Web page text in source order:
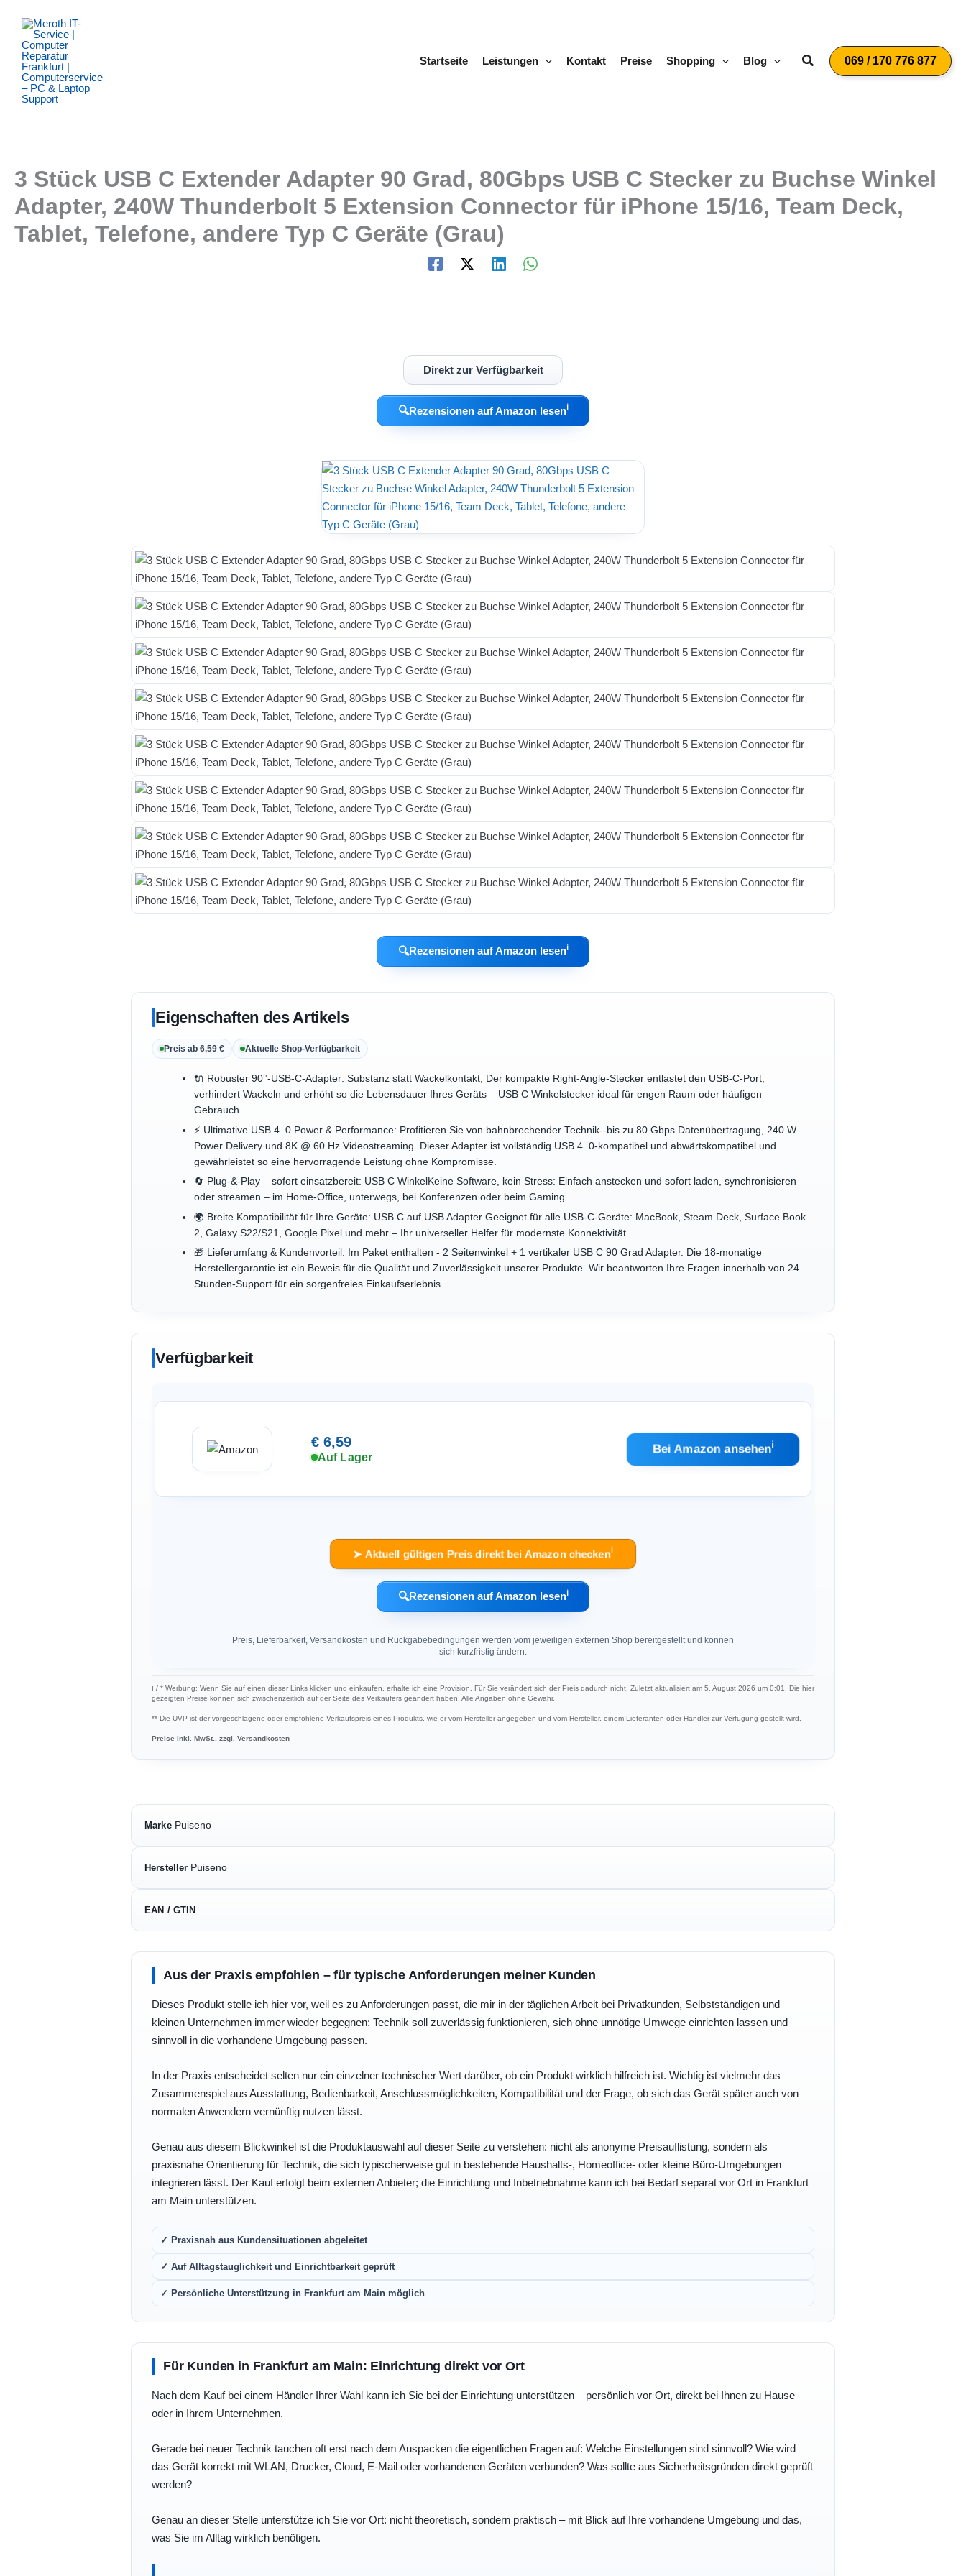
Inhalt
springen
Startseite
Leistungen Kontakt Preise Shopping Blog Suchen069 / 170 776 877
3 Stück USB C Extender Adapter 90 Grad, 80Gbps USB C Stecker zu Buchse Winkel
Adapter, 240W Thunderbolt 5 Extension Connector für iPhone 15/16, Team Deck,
Tablet, Telefone, andere Typ C Geräte (Grau)
Direkt zur Verfügbarkeit
🔍Rezensionen auf Amazon lesenℹ︎
🔍Rezensionen auf Amazon lesenℹ︎
Eigenschaften des Artikels
Preis ab 6,59 € Aktuelle Shop-Verfügbarkeit
🔌 Robuster 90°-USB‑C‑Adapter: Substanz statt Wackelkontakt, Der kompakte Right‑Angle‑Stecker entlastet den USB‑C-Port,
verhindert Wackeln und erhöht so die Lebensdauer Ihres Geräts – USB C Winkelstecker ideal für engen Raum oder häufigen
Gebrauch.
⚡ Ultimative USB 4. 0 Power & Performance: Profitieren Sie von bahnbrechender Technik--bis zu 80 Gbps Datenübertragung, 240 W
Power Delivery und 8K @ 60 Hz Videostreaming. Dieser Adapter ist vollständig USB 4. 0-kompatibel und abwärtskompatibel und
gewährleistet so eine hervorragende Leistung ohne Kompromisse.
🔄 Plug‑&‑Play – sofort einsatzbereit: USB C WinkelKeine Software, kein Stress: Einfach anstecken und sofort laden, synchronisieren
oder streamen – im Home‑Office, unterwegs, bei Konferenzen oder beim Gaming.
🌍 Breite Kompatibilität für Ihre Geräte: USB C auf USB Adapter Geeignet für alle USB‑C‑Geräte: MacBook, Steam Deck, Surface Book
2, Galaxy S22/S21, Google Pixel und mehr – Ihr universeller Helfer für modernste Konnektivität.
🎁 Lieferumfang & Kundenvorteil: Im Paket enthalten - 2 Seitenwinkel + 1 vertikaler USB C 90 Grad Adapter. Die 18-monatige
Herstellergarantie ist ein Beweis für die Qualität und Zuverlässigkeit unserer Produkte. Wir beantworten Ihre Fragen innerhalb von 24
Stunden‑Support für ein sorgenfreies Einkaufserlebnis.
Verfügbarkeit
€ 6,59
Auf Lager
Bei Amazon ansehenℹ︎
➤ Aktuell gültigen Preis direkt bei Amazon checkenℹ︎
🔍Rezensionen auf Amazon lesenℹ︎
Preis, Lieferbarkeit, Versandkosten und Rückgabebedingungen werden vom jeweiligen externen Shop bereitgestellt und können
sich kurzfristig ändern.
ℹ︎ / * Werbung: Wenn Sie auf einen dieser Links klicken und einkaufen, erhalte ich eine Provision. Für Sie verändert sich der Preis dadurch nicht. Zuletzt aktualisiert am 5. August 2026 um 0:01. Die hier
gezeigten Preise können sich zwischenzeitlich auf der Seite des Verkäufers geändert haben. Alle Angaben ohne Gewähr.
** Die UVP ist der vorgeschlagene oder empfohlene Verkaufspreis eines Produkts, wie er vom Hersteller angegeben und vom Hersteller, einem Lieferanten oder Händler zur Verfügung gestellt wird.
Preise inkl. MwSt., zzgl. Versandkosten
Marke Puiseno
Hersteller Puiseno
EAN / GTIN
Aus der Praxis empfohlen – für typische Anforderungen meiner Kunden
Dieses Produkt stelle ich hier vor, weil es zu Anforderungen passt, die mir in der täglichen Arbeit bei Privatkunden, Selbstständigen und
kleinen Unternehmen immer wieder begegnen: Technik soll zuverlässig funktionieren, sich ohne unnötige Umwege einrichten lassen und
sinnvoll in die vorhandene Umgebung passen.
In der Praxis entscheidet selten nur ein einzelner technischer Wert darüber, ob ein Produkt wirklich hilfreich ist. Wichtig ist vielmehr das
Zusammenspiel aus Ausstattung, Bedienbarkeit, Anschlussmöglichkeiten, Kompatibilität und der Frage, ob sich das Gerät später auch von
normalen Anwendern vernünftig nutzen lässt.
Genau aus diesem Blickwinkel ist die Produktauswahl auf dieser Seite zu verstehen: nicht als anonyme Preisauflistung, sondern als
praxisnahe Orientierung für Technik, die sich typischerweise gut in bestehende Haushalts-, Homeoffice- oder kleine Büro-Umgebungen
integrieren lässt. Der Kauf erfolgt beim externen Anbieter; die Einrichtung und Inbetriebnahme kann ich bei Bedarf separat vor Ort in Frankfurt
am Main unterstützen.
✓ Praxisnah aus Kundensituationen abgeleitet
✓ Auf Alltagstauglichkeit und Einrichtbarkeit geprüft
✓ Persönliche Unterstützung in Frankfurt am Main möglich
Für Kunden in Frankfurt am Main: Einrichtung direkt vor Ort
Nach dem Kauf bei einem Händler Ihrer Wahl kann ich Sie bei der Einrichtung unterstützen – persönlich vor Ort, direkt bei Ihnen zu Hause
oder in Ihrem Unternehmen.
Gerade bei neuer Technik tauchen oft erst nach dem Auspacken die eigentlichen Fragen auf: Welche Einstellungen sind sinnvoll? Wie wird
das Gerät korrekt mit WLAN, Drucker, Cloud, E-Mail oder vorhandenen Geräten verbunden? Was sollte aus Sicherheitsgründen direkt geprüft
werden?
Genau an dieser Stelle unterstütze ich Sie vor Ort: nicht theoretisch, sondern praktisch – mit Blick auf Ihre vorhandene Umgebung und das,
was Sie im Alltag wirklich benötigen.